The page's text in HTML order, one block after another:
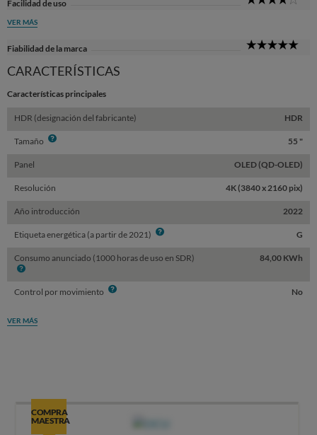
Facilidad de uso
VER MÁS
Fiabilidad de la marca
CARACTERÍSTICAS
Características principales
HDR (designación del fabricante) HDR
Tamaño Info 55 "
Panel OLED (QD-OLED)
Resolución 4K (3840 x 2160 pix)
Año introducción 2022
Etiqueta energética (a partir de 2021) Info G
Consumo anunciado (1000 horas de uso en SDR)
Info
84,00 KWh
Control por movimiento Info No
VER MÁS
COMPRA
MAESTRA